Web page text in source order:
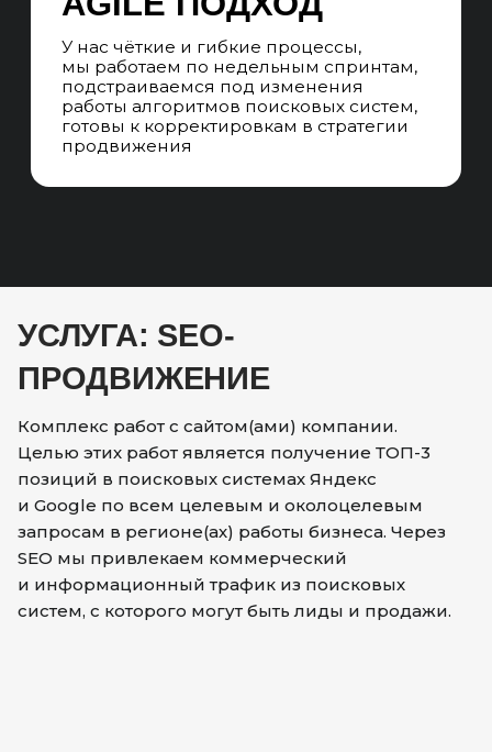
УСЛУГА: SEO-
ПРОДВИЖЕНИЕ
Комплекс работ с сайтом(ами) компании.
Целью этих работ является получение ТОП-3
позиций в поисковых системах Яндекс
и Google по всем целевым и околоцелевым
запросам в регионе(ах) работы бизнеса. Через
SEO мы привлекаем коммерческий
и информационный трафик из поисковых
систем, с которого могут быть лиды и продажи.